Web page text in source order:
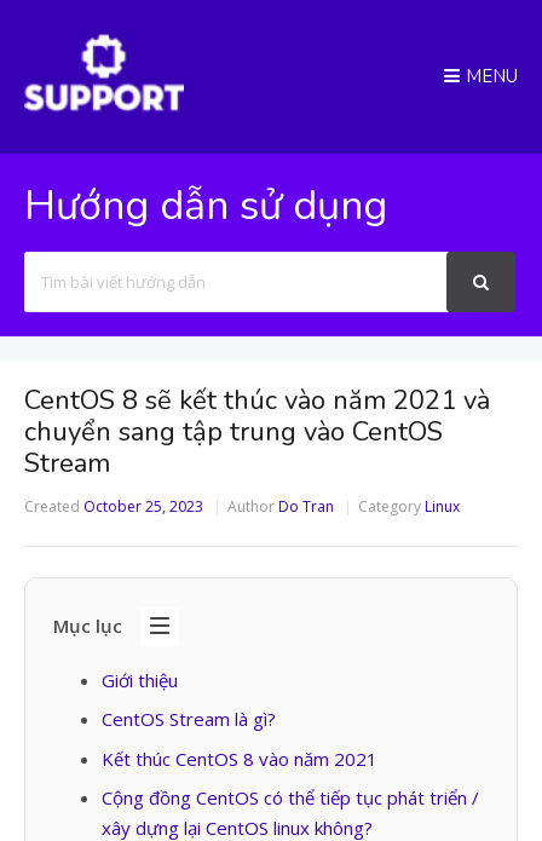
MENU
Hướng dẫn sử dụng
For
CentOS 8 sẽ kết thúc vào năm 2021 và
chuyển sang tập trung vào CentOS
Stream
Created October 25, 2023 AuthorDo Tran CategoryLinux
Mục lục
Giới thiệu
CentOS Stream là gì?
Kết thúc CentOS 8 vào năm 2021
Cộng đồng CentOS có thể tiếp tục phát triển /
xây dựng lại CentOS linux không?